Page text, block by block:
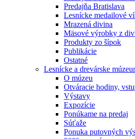
Predajňa Bratislava
Lesnícke medailové
Mrazená divina
Mäsové výrobky z
Produkty zo šípok
Publikácie
Ostatné
Lesnícke a drevárske
O múzeu
Otváracie hodiny,
Výstavy
Expozície
Ponúkame na predaj
Súťaže
Ponuka putovných